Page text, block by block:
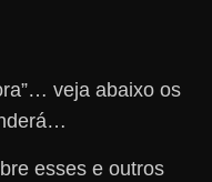
veja abaixo os
esses e outros